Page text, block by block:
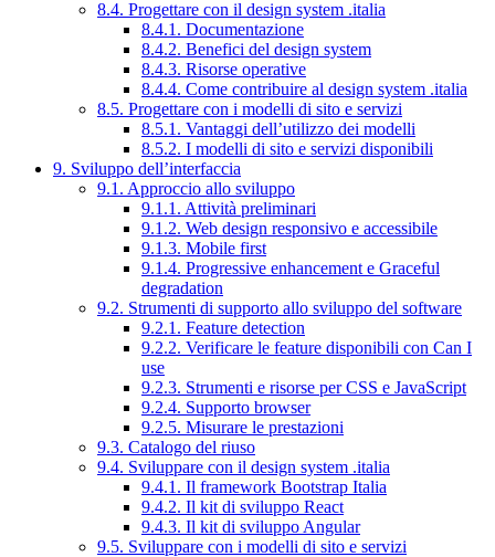
8.4. Progettare con il design system .italia
8.4.1. Documentazione
8.4.2. Benefici del design system
8.4.3. Risorse operative
8.4.4. Come contribuire al design system .italia
8.5. Progettare con i modelli di sito e servizi
8.5.1. Vantaggi dell’utilizzo dei modelli
8.5.2. I modelli di sito e servizi disponibili
9. Sviluppo dell’interfaccia
9.1. Approccio allo sviluppo
9.1.1. Attività preliminari
9.1.2. Web design responsivo e accessibile
9.1.3. Mobile first
9.1.4. Progressive enhancement e Graceful
degradation
9.2. Strumenti di supporto allo sviluppo del software
9.2.1. Feature detection
9.2.2. Verificare le feature disponibili con Can I
use
9.2.3. Strumenti e risorse per CSS e JavaScript
9.2.4. Supporto browser
9.2.5. Misurare le prestazioni
9.3. Catalogo del riuso
9.4. Sviluppare con il design system .italia
9.4.1. Il framework Bootstrap Italia
9.4.2. Il kit di sviluppo React
9.4.3. Il kit di sviluppo Angular
9.5. Sviluppare con i modelli di sito e servizi